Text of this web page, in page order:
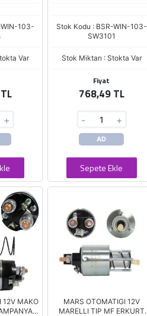
103-
Var
+
Stok Kodu : BSR-WIN-103-
SW3101
Stok Miktarı : Stokta Var
Fiyat
768,49 TL
- +
AD
Sepete Ekle
12V MAKO
MARS OTOMATIGI 12V
MARELLI TIP MF ERKURT